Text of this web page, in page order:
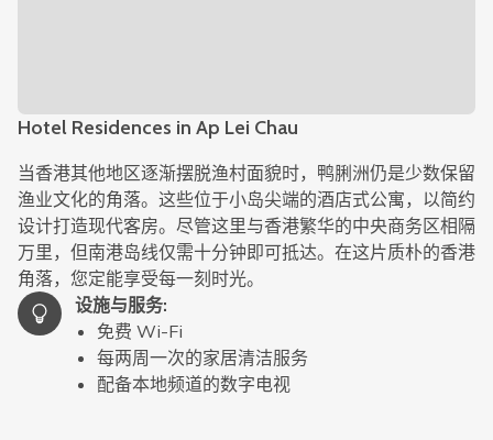
Hotel Residences in Ap Lei Chau
当香港其他地区逐渐摆脱渔村面貌时，鸭脷洲仍是少数保留
渔业文化的角落。这些位于小岛尖端的酒店式公寓，以简约
设计打造现代客房。尽管这里与香港繁华的中央商务区相隔
万里，但南港岛线仅需十分钟即可抵达。在这片质朴的香港
角落，您定能享受每一刻时光。
设施与服务:
免费 Wi-Fi
每两周一次的家居清洁服务
配备本地频道的数字电视